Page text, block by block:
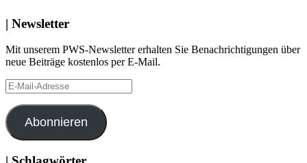
| Newsletter
Mit unserem PWS-Newsletter erhalten Sie Benachrichtigungen über
neue Beiträge kostenlos per E-Mail.
E-
Mail-
Adresse
Abonnieren